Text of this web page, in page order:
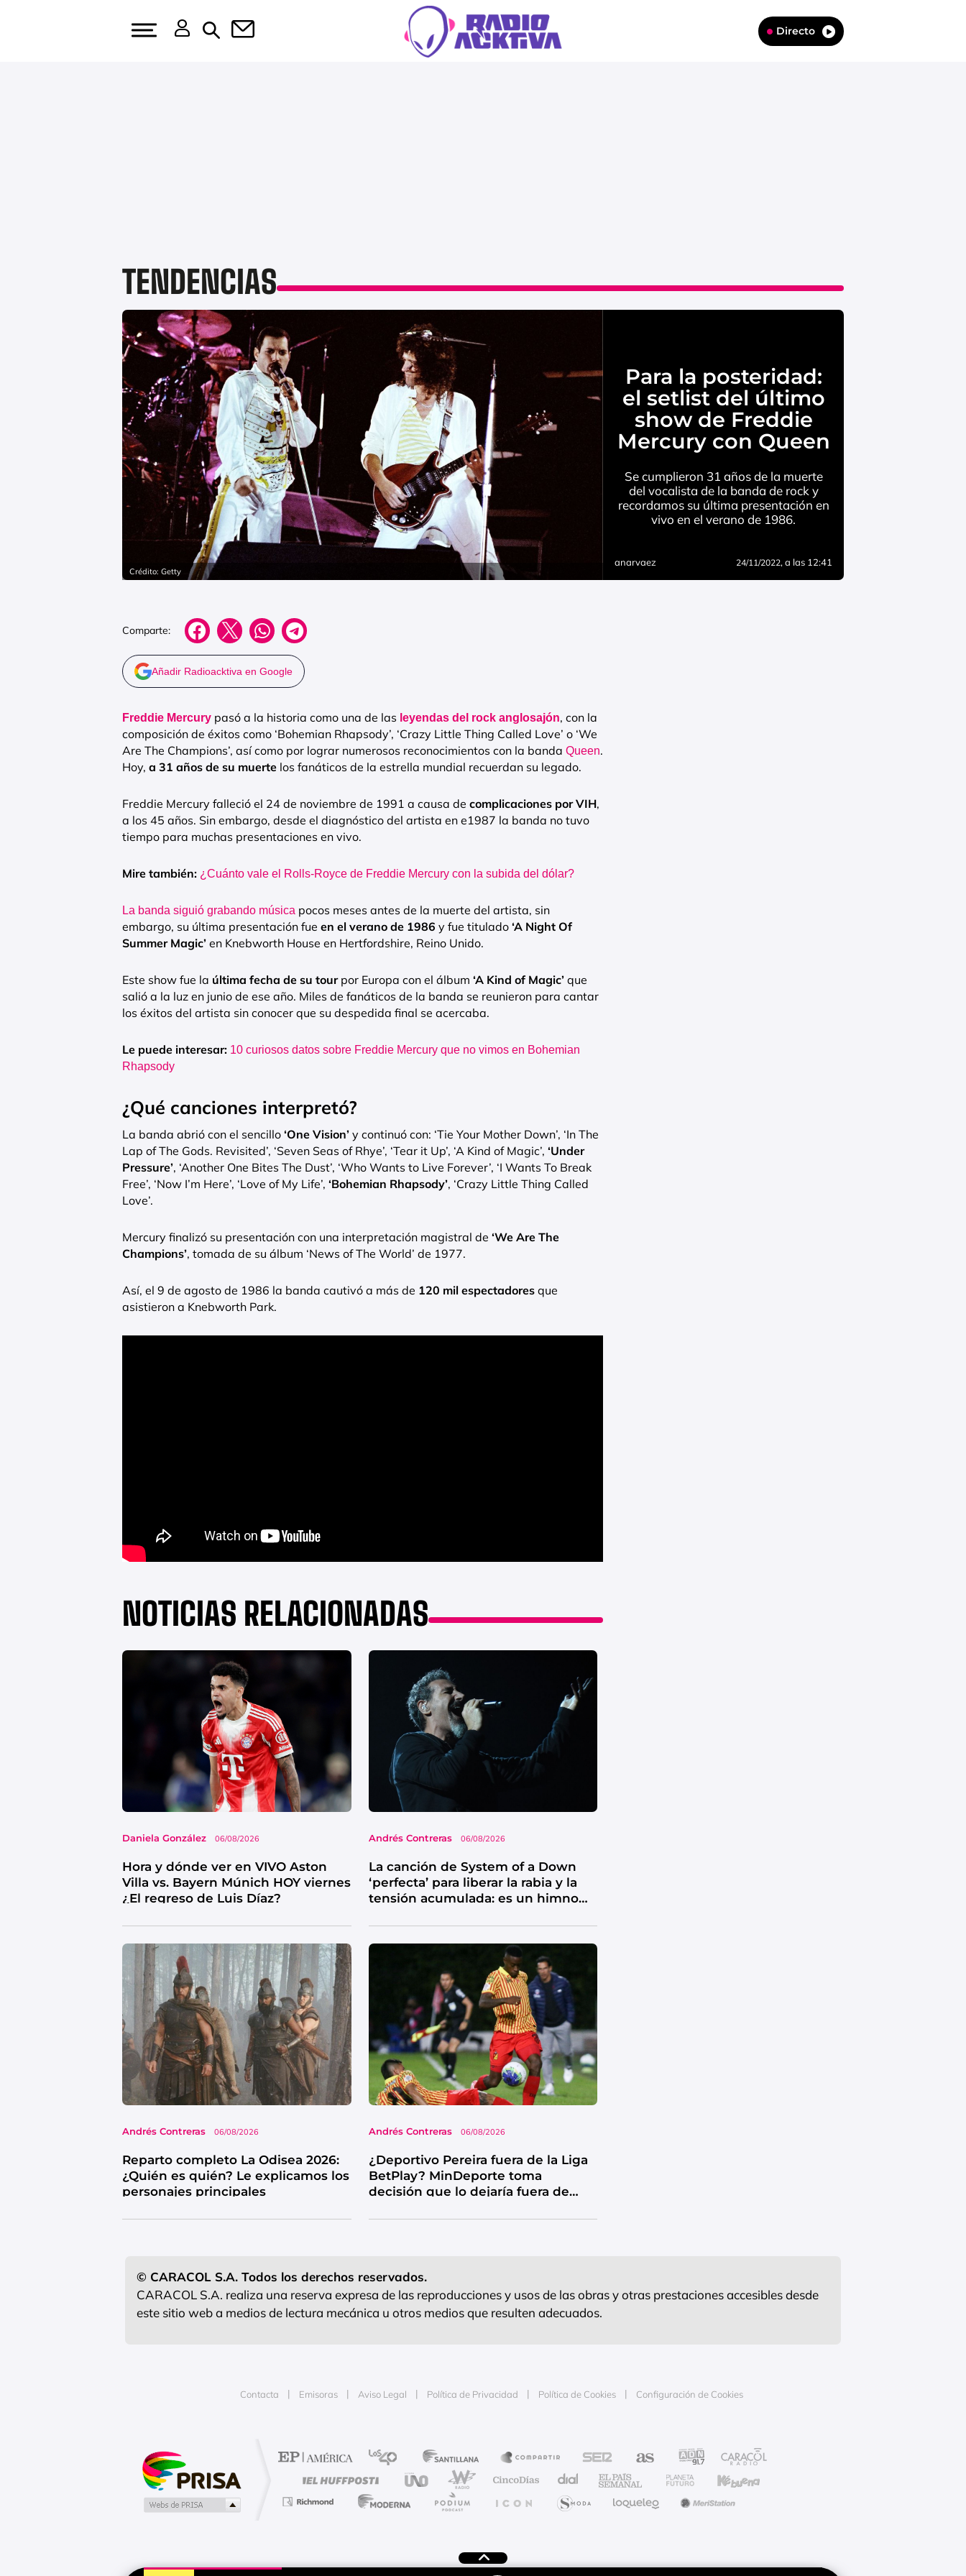
Directo
TENDENCIAS
Crédito: Getty
Para la posteridad:
el setlist del último
show de Freddie
Mercury con Queen
Se cumplieron 31 años de la muerte
del vocalista de la banda de rock y
recordamos su última presentación en
vivo en el verano de 1986.
anarvaez 24/11/2022, a las 12:41
Comparte:
Añadir Radioacktiva en Google
Freddie Mercury pasó a la historia como una de las leyendas del rock anglosajón, con la
composición de éxitos como ‘Bohemian Rhapsody’, ‘Crazy Little Thing Called Love’ o ‘We
Are The Champions’, así como por lograr numerosos reconocimientos con la banda Queen.
Hoy, a 31 años de su muerte los fanáticos de la estrella mundial recuerdan su legado.
Freddie Mercury falleció el 24 de noviembre de 1991 a causa de complicaciones por VIH,
a los 45 años. Sin embargo, desde el diagnóstico del artista en e1987 la banda no tuvo
tiempo para muchas presentaciones en vivo.
Mire también: ¿Cuánto vale el Rolls-Royce de Freddie Mercury con la subida del dólar?
La banda siguió grabando música pocos meses antes de la muerte del artista, sin
embargo, su última presentación fue en el verano de 1986 y fue titulado ‘A Night Of
Summer Magic’ en Knebworth House en Hertfordshire, Reino Unido.
Este show fue la última fecha de su tourpor Europa con el álbum ‘A Kind of Magic’ que
salió a la luz en junio de ese año. Miles de fanáticos de la banda se reunieron para cantar
los éxitos del artista sin conocer que su despedida final se acercaba.
Le puede interesar: 10 curiosos datos sobre Freddie Mercury que no vimos en Bohemian
Rhapsody
¿Qué canciones interpretó?
La banda abrió con el sencillo ‘One Vision’ y continuó con: ‘Tie Your Mother Down’, ‘In The
Lap of The Gods. Revisited’, ‘Seven Seas of Rhye’, ‘Tear it Up’, ‘A Kind of Magic’, ‘Under
Pressure’, ‘Another One Bites The Dust’, ‘Who Wants to Live Forever’, ‘I Wants To Break
Free’, ‘Now I’m Here’, ‘Love of My Life’, ‘Bohemian Rhapsody’, ‘Crazy Little Thing Called
Love’.
Mercury finalizó su presentación con una interpretación magistral de ‘We Are The
Champions’, tomada de su álbum ‘News of The World’ de 1977.
Así, el 9 de agosto de 1986 la banda cautivó a más de 120 mil espectadores que
asistieron a Knebworth Park.
NOTICIAS RELACIONADAS
Daniela González 06/08/2026
Hora y dónde ver en VIVO Aston
Villa vs. Bayern Múnich HOY viernes
¿El regreso de Luis Díaz?
Andrés Contreras 06/08/2026
La canción de System of a Down
‘perfecta’ para liberar la rabia y la
tensión acumulada: es un himno
Andrés Contreras 06/08/2026
Reparto completo La Odisea 2026:
¿Quién es quién? Le explicamos los
personajes principales
Andrés Contreras 06/08/2026
¿Deportivo Pereira fuera de la Liga
BetPlay? MinDeporte toma
decisión que lo dejaría fuera de
© CARACOL S.A. Todos los derechos reservados.
CARACOL S.A. realiza una reserva expresa de las reproducciones y usos de las obras y otras prestaciones accesibles desde
este sitio web a medios de lectura mecánica u otros medios que resulten adecuados.
Contacta Emisoras Aviso Legal Política de Privacidad Política de Cookies Configuración de Cookies